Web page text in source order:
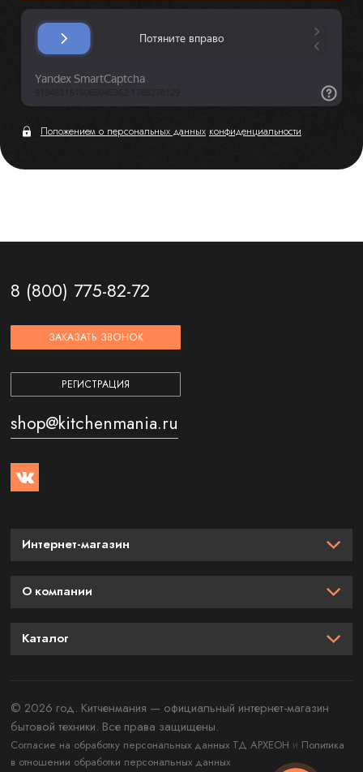
Положением о персональных данных конфиденциальности
8 (800) 775-82-72
ЗАКАЗАТЬ ЗВОНОК
РЕГИСТРАЦИЯ
shop@kitchenmania.ru
Интернет-магазин
О компании
Каталог
© 2026 год. Китченмания — официальный интернет-магазин
бытовой техники. Все права защищены.
Согласие на обработку персональных данных ТД АРХЕОН и Политика
в отношении обработки персональных данных